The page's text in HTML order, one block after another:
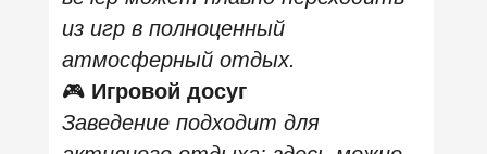
Минусы:
оставаться до глубокой ночи
📍 Удобный доступ
Заведение расположено в шаговой
доступности от нескольких
станций метро.